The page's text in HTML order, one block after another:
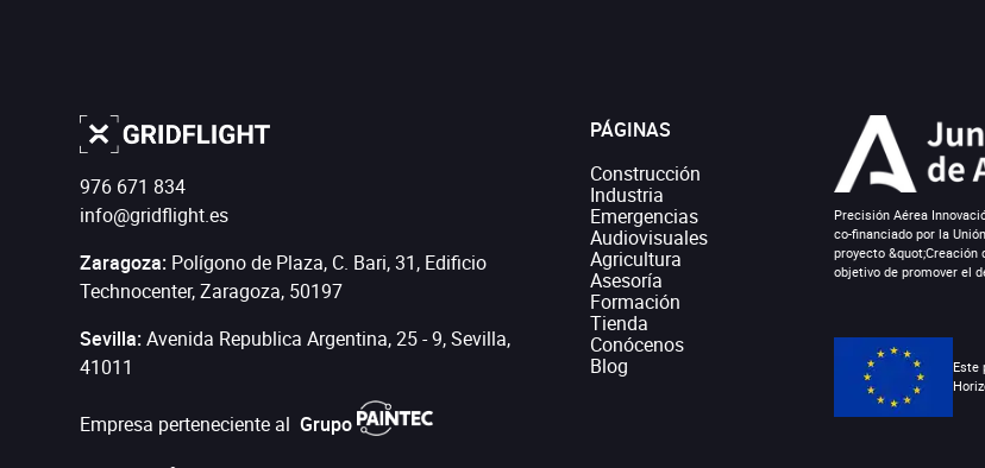
976 671 834
info@gridflight.es
Zaragoza: Polígono de Plaza, C. Bari, 31, Edificio
Technocenter,Zaragoza, 50197
Sevilla:Avenida Republica Argentina, 25 - 9, Sevilla,
41011
Empresa perteneciente al Grupo
PÁGINAS
Construcción
Industria
Emergencias
Audiovisuales
Agricultura
Asesoría
Formación
Tienda
Conócenos
Blog
Precisión Aérea
co-financiado por la
proyecto
objetivo de promover el
Este